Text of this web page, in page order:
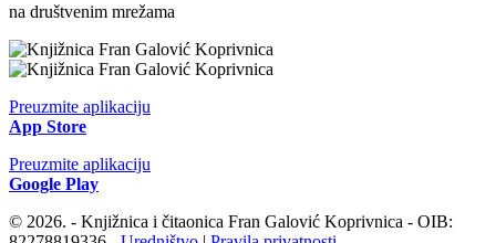
na društvenim mrežama
Preuzmite aplikaciju
App Store
Preuzmite aplikaciju
Google Play
© 2026. - Knjižnica i čitaonica Fran Galović Koprivnica - OIB: